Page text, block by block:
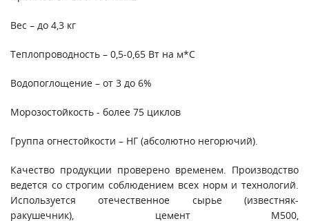
Вес – до 4,3 кг
Теплопроводность – 0,5-0,65 Вт на м*С
Водопоглощение – от 3 до 6%
Морозостойкость - более 75 циклов
Группа огнестойкости – НГ (абсолютно негорючий).
Качество продукции проверено временем. Производство
ведется со строгим соблюдением всех норм и технологий.
Используется отечественное сырье (известняк-
ракушечник), цемент М500,